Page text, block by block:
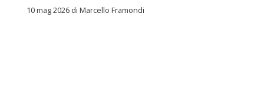
10 mag 2026 di Marcello Framondi